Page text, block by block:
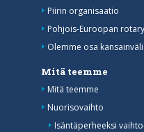
Piirin organisaatio
Pohjois-Euroopan
Olemme osa
Mitä teemme
Mitä teemme
Nuorisovaihto
Isäntäperheeksi